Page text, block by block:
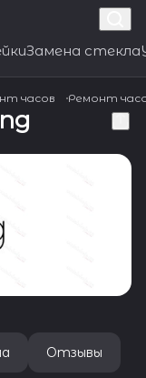
Замена стекла
часов Ремонт
Отзывы